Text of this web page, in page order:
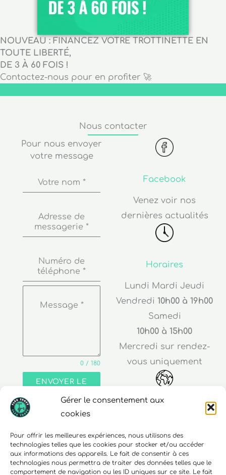
Gérer le consentement aux
cookies
Pour offrir les meilleures expériences, nous utilisons des
technologies telles que les cookies pour stocker et/ou accéder
aux informations des appareils. Le fait de consentir à ces
technologies nous permettra de traiter des données telles que le
comportement de navigation ou les ID uniques sur ce site. Le fait
NOUVEAU : FINANCEZ VOTRE TROTTINETTE EN
TOUTE LIBERTÉ,
DE 3 À 60 FOIS !
Contactez-nous pour en profiter 🚀
Nous contacter
Pour nous envoyer
votre message
Votre nom *
Adresse de
messagerie *
Numéro de
téléphone *
Message *
0 / 180
ENVOYER LE
Facebook
Venez voir nos
dernières actualités
Horaires
Lundi Mardi Jeudi
Vendredi 10h00 à 19h00
Samedi
10h00 à 15h00
Mercredi sur rendez-
vous uniquement
30 rue Edouard Richard
68000 Colmar